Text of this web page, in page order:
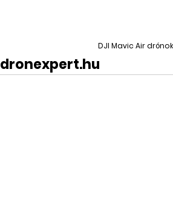
DJI Mavic Air drónok
dronexpert.hu